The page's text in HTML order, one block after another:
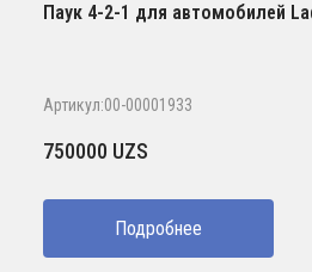
Паук 4-2-1 для автомобилей
Артикул:00-00001933
750000 UZS
Подробнее